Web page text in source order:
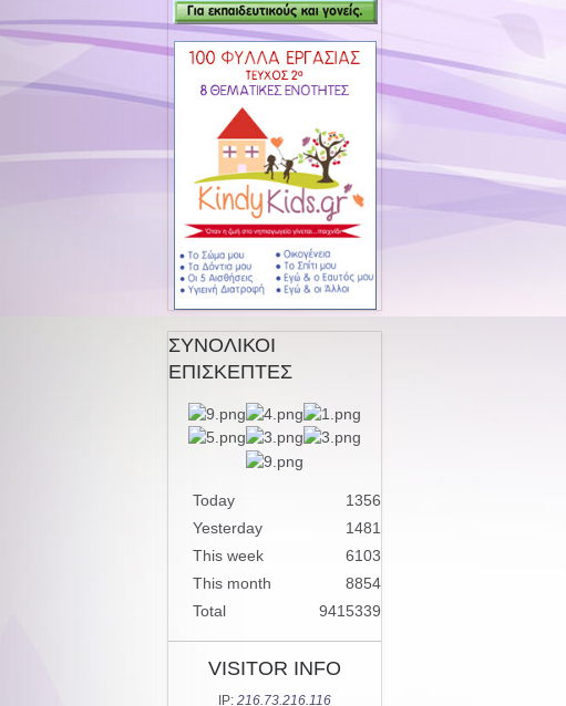
ΣΥΝΟΛΙΚΟΙ
ΕΠΙΣΚΕΠΤΕΣ
Today
1356
Yesterday
1481
This week
6103
This month
8854
Total
9415339
VISITOR INFO
IP: 216.73.216.116